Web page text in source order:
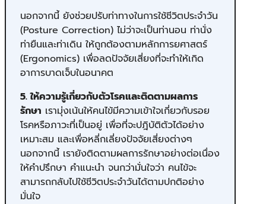
นอกจากนี้ ยังช่วยปรับท่าทางในการใช้ชีวิตประจำวัน
(Posture Correction) ไม่ว่าจะเป็นท่านอน ท่านั่ง
ท่ายืนและท่าเดิน ให้ถูกต้องตามหลักการยศาสตร์
(Ergonomics) เพื่อลดปัจจัยเสี่ยงที่จะทำให้เกิด
อาการบาดเจ็บในอนาคต
5. ให้ความรู้เกี่ยวกับตัวโรคและติดตามผลการ
รักษา เรามุ่งเน้นให้คนไข้มีความเข้าใจเกี่ยวกับรอย
โรคหรือภาวะที่เป็นอยู่ เพื่อที่จะปฎิบัติตัวได้อย่าง
เหมาะสม และเพื่อหลี่กเลี่ยงปัจจัยเสี่ยงต่างๆ
นอกจากนี้ เรายังติดตามผลการรักษาอย่างต่อเนื่อง
ให้คำปรึกษา คำแนะนำ จนกว่ามั่นใจว่า คนไข้จะ
สามารถกลับไปใช้ชีวิตประจำวันได้ตามปกติอย่าง
มั่นใจ